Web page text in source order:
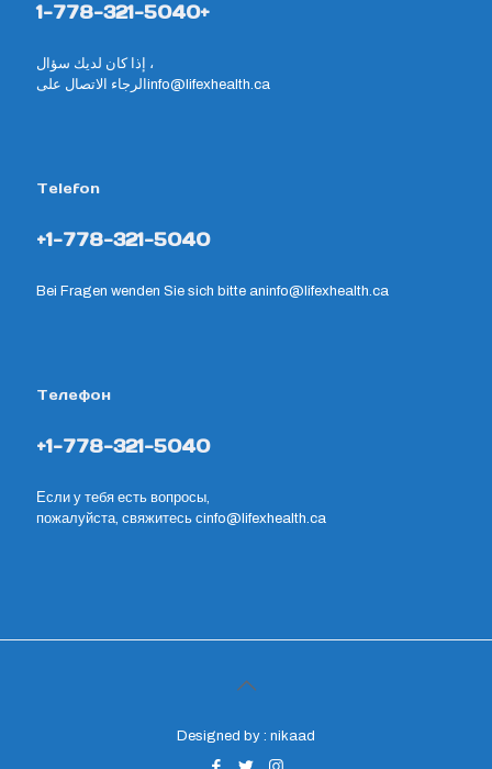
1-778-321-5040+
إذا كان لديك سؤال ،
الرجاء الاتصال على info@lifexhealth.ca
Telefon
+1-778-321-5040
Bei Fragen wenden Sie sich bitte aninfo@lifexhealth.ca
Телефон
+1-778-321-5040
Если у тебя есть вопросы,
пожалуйста, свяжитесь сinfo@lifexhealth.ca
Designed by : nikaad